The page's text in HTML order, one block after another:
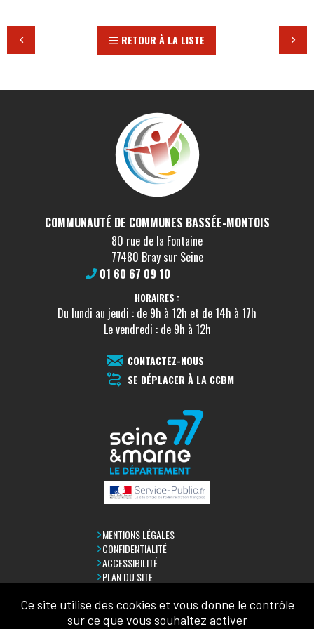
RETOUR À LA LISTE
COMMUNAUTÉ DE COMMUNES BASSÉE-MONTOIS
80 rue de la Fontaine
77480 Bray sur Seine
01 60 67 09 10
HORAIRES :
Du lundi au jeudi : de 9h à 12h et de 14h à 17h
Le vendredi : de 9h à 12h
CONTACTEZ-NOUS
SE DÉPLACER À LA CCBM
MENTIONS LÉGALES
CONFIDENTIALITÉ
ACCESSIBILITÉ
PLAN DU SITE
LETTRE D'INFORMATION
Ce site utilise des cookies et vous donne le contrôle
sur ce que vous souhaitez activer